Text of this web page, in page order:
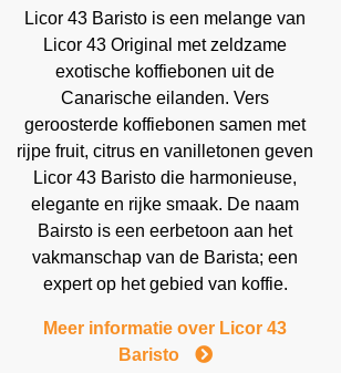
Licor 43 Baristo is een melange van
Licor 43 Original met zeldzame
exotische koffiebonen uit de
Canarische eilanden. Vers
geroosterde koffiebonen samen met
rijpe fruit, citrus en vanilletonen geven
Licor 43 Baristo die harmonieuse,
elegante en rijke smaak. De naam
Bairsto is een eerbetoon aan het
vakmanschap van de Barista; een
expert op het gebied van koffie.
Meer informatie over Licor 43
Baristo